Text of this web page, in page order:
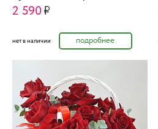
2 590
нет в наличии подробнее